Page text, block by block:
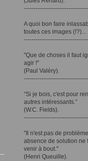
A quoi bon faire
toutes ces images (!?)...
"Que de choses il faut
agir !"
(Paul Valéry).
“Si je bois, c'est pour
autres intéressants.”
(W.C. Fields).
"Il n'est pas de
absence de solution ne
venir à bout."
(Henri Queuille).